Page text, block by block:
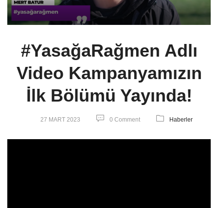
#YasağaRağmen Adlı
Video Kampanyamızın
İlk Bölümü Yayında!
27 MART 2023 0 Comment Haberler